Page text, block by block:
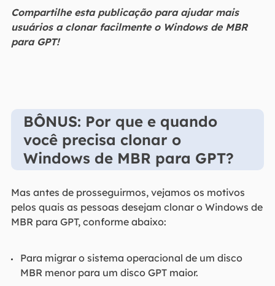
Compartilhe esta publicação para ajudar mais
usuários a clonar facilmente o Windows de MBR
para GPT!
BÔNUS: Por que e quando
você precisa clonar o
Windows de MBR para GPT?
Mas antes de prosseguirmos, vejamos os motivos
pelos quais as pessoas desejam clonar o Windows de
MBR para GPT, conforme abaixo:
Para migrar o sistema operacional de um disco
MBR menor para um disco GPT maior.